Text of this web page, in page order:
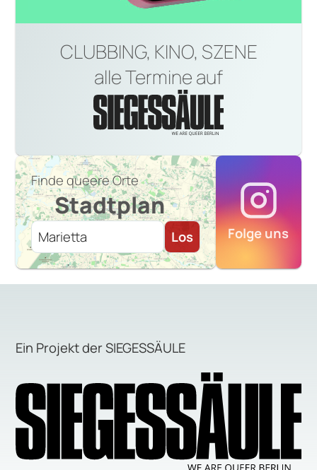
CLUBBING, KINO, SZENE
alle Termine auf
Finde queere Orte
Stadtplan
Los Folge uns
Ein Projekt der SIEGESSÄULE